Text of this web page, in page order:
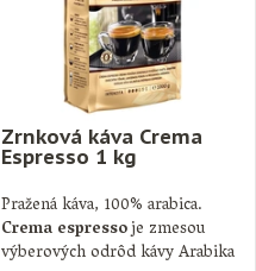
Zrnková káva Crema
Espresso 1 kg
Pražená káva, 100% arabica.
Crema espressoje zmesou
výberových odrôd kávy Arabika